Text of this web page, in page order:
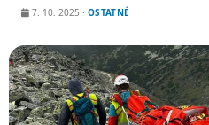
7. 10. 2025 · OSTATNÉ